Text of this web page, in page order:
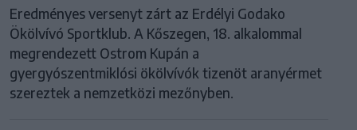
Eredményes versenyt zárt az Erdélyi Godako
Ökölvívó Sportklub. A Kőszegen, 18. alkalommal
megrendezett Ostrom Kupán a
gyergyószentmiklósi ökölvívók tizenöt aranyérmet
szereztek a nemzetközi mezőnyben.